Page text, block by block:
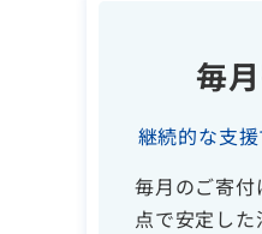
毎
継続的な支援
毎月のご寄
点で安定し